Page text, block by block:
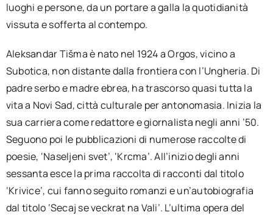
luoghi e persone, da un portare a galla la quotidianità
vissuta e sofferta al contempo.
Aleksandar Tišma è nato nel 1924 a Orgos, vicino a
Subotica, non distante dalla frontiera con l’Ungheria. Di
padre serbo e madre ebrea, ha trascorso quasi tutta la
vita a Novi Sad, città culturale per antonomasia. Inizia la
sua carriera come redattore e giornalista negli anni ’50.
Seguono poi le pubblicazioni di numerose raccolte di
poesie, ‘Naseljeni svet’, ‘Krcma’. All’inizio degli anni
sessanta esce la prima raccolta di racconti dal titolo
‘Krivice’, cui fanno seguito romanzi e un’autobiografia
dal titolo ‘Secaj se veckrat na Vali’. L’ultima opera del